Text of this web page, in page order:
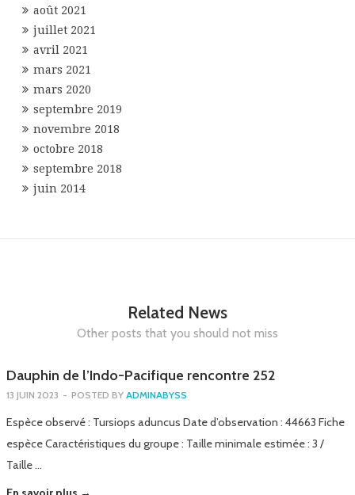
août 2021
juillet 2021
avril 2021
mars 2021
mars 2020
septembre 2019
novembre 2018
octobre 2018
septembre 2018
juin 2014
Related News
Other posts that you should not miss
Dauphin de l’Indo-Pacifique rencontre 252
13 JUIN 2023 - POSTED BY ADMINABYSS
Espèce observé : Tursiops aduncus Date d’observation : 44663 Fiche
espèce Caractéristiques du groupe : Taille minimale estimée : 3 /
Taille …